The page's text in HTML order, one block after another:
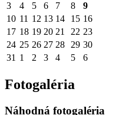
3
4 5 6 7 8
9
10 11 12 13 14 15 16
17 18 19 20 21 22 23
24 25 26 27 28 29 30
31 1 2 3 4 5 6
Fotogaléria
Náhodná fotogaléria